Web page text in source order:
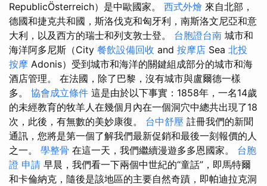
RepublicÖsterreich）是中歐國家。 西式外燴 來自北部，
德國和捷克共和國，斯洛伐克和匈牙利，南斯洛文尼亞和意
大利，以及西方的瑞士和列支敦士登。 台胞證台南 城市和
海洋阿多尼斯（City 餐飲設備回收 and 按摩店 Sea 北投
按摩 Adonis）受到城市和海洋的關鍵組成部分的城市和海
酒店管理。 在法國，除了巴黎，沒有城市與盧爾德一樣
多。 協會成立條件 這是由於以下事實：1858年，一名14歲
的未經教育的牧羊人在幾個月內在一個洞穴中總共出現了18
次，此後，有無數的美妙康復。 台中舒壓 註冊我們的新聞
通訊，您將是第一個了解我們最新促銷和最後一刻報價的人
之一。 學整骨 在這一天，我們繼續漫遊多多恩國家。 台胞
證 申請 早晨，我們看一下兩個中世紀的“童話”，即馬特爾
和卡倫納克，隨後是該地區的主要自然奇蹟，即帕迪拉克洞